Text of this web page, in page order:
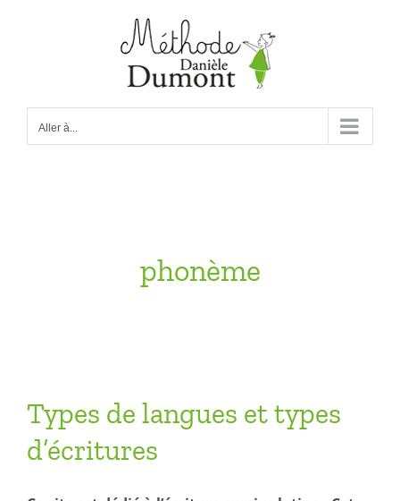
Aller à...
phonème
Types de langues et types
d’écritures